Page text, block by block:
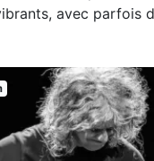
avec parfois